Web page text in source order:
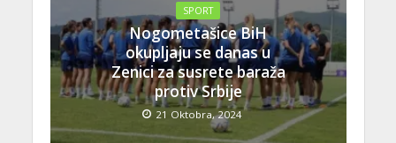
SPORT
Nogometašice BiH
okupljaju se danas u
Zenici za susrete baraža
protiv Srbije
21 Oktobra, 2024